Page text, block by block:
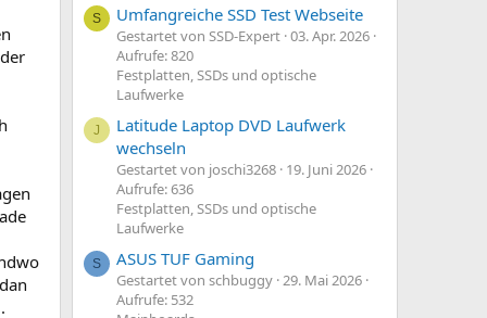
S Umfangreiche SSD Test Webseite
Gestartet von SSD-Expert 03. Apr. 2026
Aufrufe: 820
Festplatten, SSDs und optische
Laufwerke
J
Latitude Laptop DVD Laufwerk
wechseln
Gestartet von joschi3268 19. Juni 2026
Aufrufe: 636
Festplatten, SSDs und optische
Laufwerke
S ASUS TUF Gaming
Gestartet von schbuggy 29. Mai 2026
Aufrufe: 532